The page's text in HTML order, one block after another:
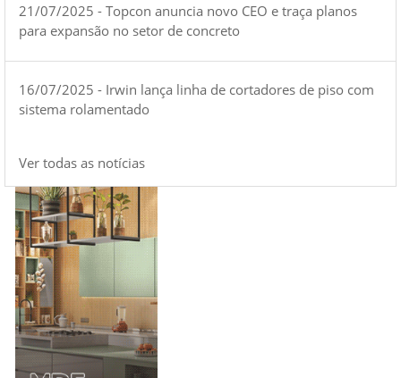
21/07/2025 - Topcon anuncia novo CEO e traça planos
para expansão no setor de concreto
16/07/2025 - Irwin lança linha de cortadores de piso com
sistema rolamentado
Ver todas as notícias